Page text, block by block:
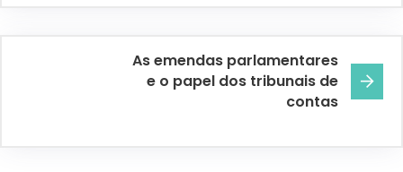
As emendas parlamentares
e o papel dos tribunais de
contas